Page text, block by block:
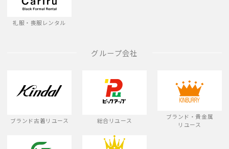
礼服・喪服レンタル
グループ会社
ブランド古着リユース 総合リユース
ブランド・貴金属
リユース